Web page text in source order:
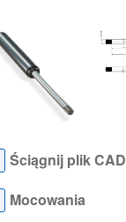
Ściągnij plik CAD
Mocowania